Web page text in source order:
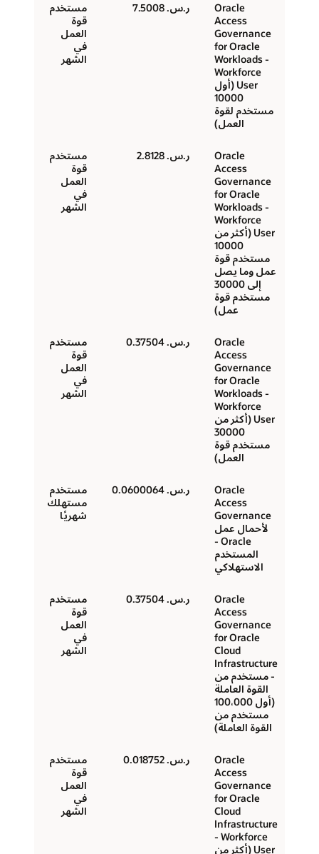
Oracle
Access
Governance
for Oracle
Workloads -
Workforce
User (أول
10000
مستخدم لقوة
العمل)
ر.س.‏ 7.5008
مستخدم
قوة
العمل
في
الشهر
Oracle
Access
Governance
for Oracle
Workloads -
Workforce
User (أكثر من
10000
مستخدم قوة
عمل وما يصل
إلى 30000
مستخدم قوة
عمل)
ر.س.‏ 2.8128
مستخدم
قوة
العمل
في
الشهر
Oracle
Access
Governance
for Oracle
Workloads -
Workforce
User (أكثر من
30000
مستخدم قوة
العمل)
ر.س.‏ 0.37504
مستخدم
قوة
العمل
في
الشهر
Oracle
Access
Governance
لأحمال عمل
Oracle -
المستخدم
الاستهلاكي
ر.س.‏ 0.0600064
مستخدم
مستهلك
شهريًا
Oracle
Access
Governance
for Oracle
Cloud
Infrastructure
- مستخدم من
القوة العاملة
(أول 100،000
مستخدم من
القوة العاملة)
ر.س.‏ 0.37504
مستخدم
قوة
العمل
في
الشهر
Oracle
Access
Governance
for Oracle
Cloud
Infrastructure
- Workforce
User (أكثر من
ر.س.‏ 0.018752
مستخدم
قوة
العمل
في
الشهر